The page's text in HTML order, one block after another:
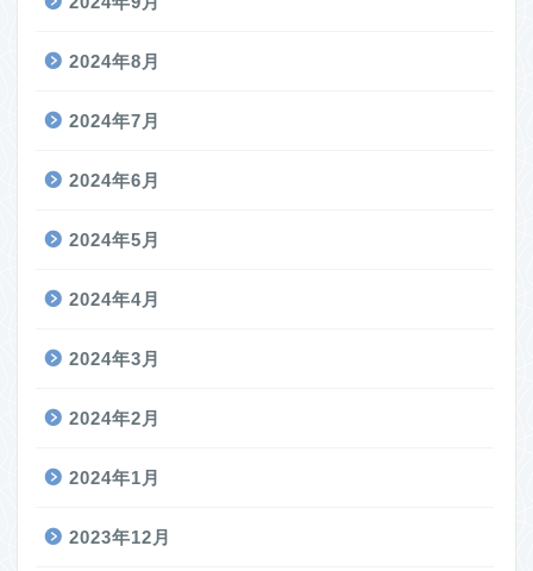
2024年8月
2024年7月
2024年6月
2024年5月
2024年4月
2024年3月
2024年2月
2024年1月
2023年12月